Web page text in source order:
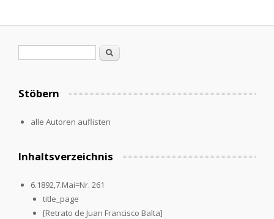
Suche
Stöbern
alle Autoren auflisten
Inhaltsverzeichnis
6.1892,7.Mai=Nr. 261
title_page
[Retrato de Juan Francisco Balta]